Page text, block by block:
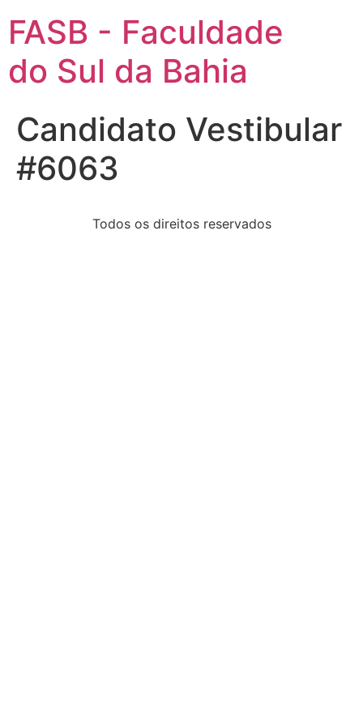
FASB - Faculdade
do Sul da Bahia
Candidato Vestibular
#6063
Todos os direitos reservados